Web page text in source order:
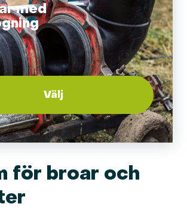
med
Välj
för broar och